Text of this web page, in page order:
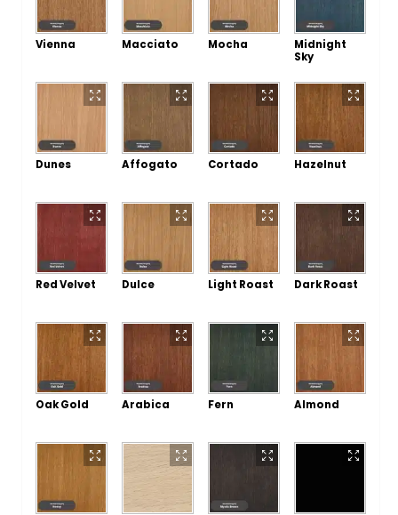
Vienna Macciato Mocha
Midnight
Sky
Dunes Affogato Cortado Hazelnut
Red Velvet Dulce Light Roast Dark Roast
Oak Gold Arabica Fern Almond